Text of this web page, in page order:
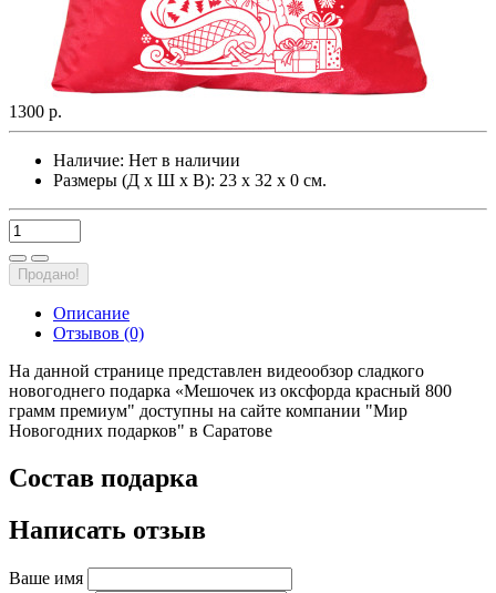
1300 р.
Наличие: Нет в наличии
Размеры (Д х Ш х В): 23 х 32 х 0 см.
Продано!
Описание
Отзывов (0)
На данной странице представлен видеообзор сладкого
новогоднего подарка «Мешочек из оксфорда красный 800
грамм премиум" доступны на сайте компании "Мир
Новогодних подарков" в Саратове
Состав подарка
Написать отзыв
Ваше имя